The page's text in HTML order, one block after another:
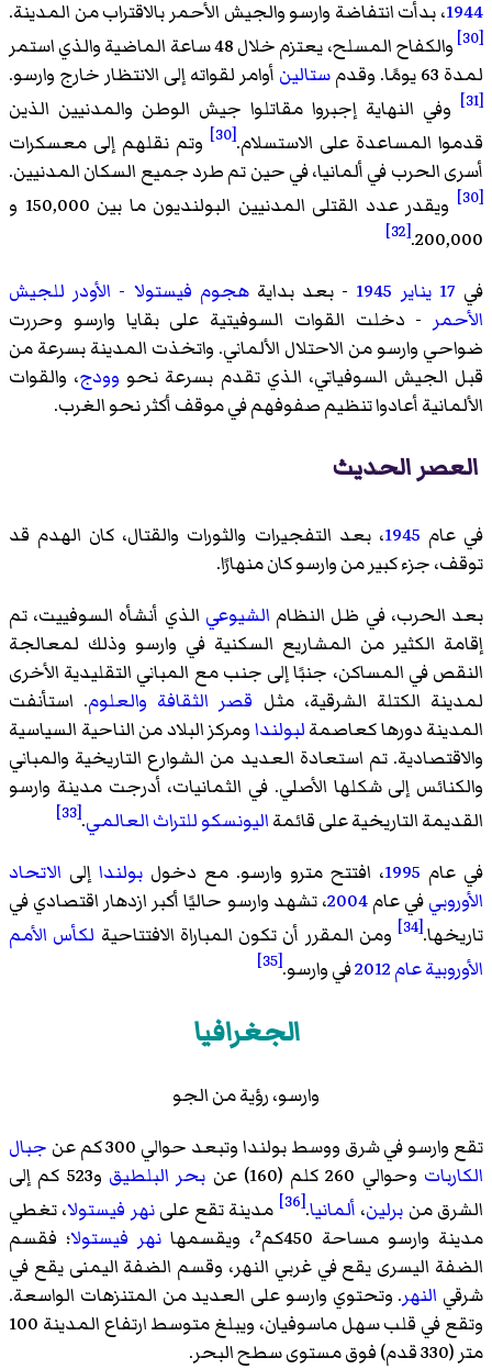
1944، بدأت انتفاضة وارسو والجيش الأحمر بالاقتراب من المدينة.
[30]
والكفاح المسلح، يعتزم خلال 48 ساعة الماضية والذي استمر
لمدة 63 يومًا. وقدم
ستالين أوامر لقواته إلى الانتظار خارج وارسو.
[31]
وفي النهاية إجبروا مقاتلوا جيش الوطن والمدنيين الذين
قدموا المساعدة على الاستسلام.[30]
وتم نقلهم إلى معسكرات
أسرى الحرب في ألمانيا، في حين تم طرد جميع السكان المدنيين.
[30]
ويقدر عدد القتلى المدنيين البولنديون ما بين 150,000 و
200,000.
[32]
في 17 يناير 1945 - بعد بدايةهجوم فيستولا - الأودر للجيش
الأحمر - دخلت القوات السوفيتية على بقايا وارسو وحررت
ضواحي وارسو من الاحتلال الألماني. واتخذت المدينة بسرعة من
قبل الجيش السوفياتي، الذي تقدم بسرعة نحو وودج، والقوات
الألمانية أعادوا تنظيم صفوفهم في موقف أكثر نحو الغرب.
العصر الحديث
في عام 1945، بعد التفجيرات والثورات والقتال، كان الهدم قد
توقف، جزء كبير من وارسو كان منهارًا.
بعد الحرب، في ظل النظام الشيوعي الذي أنشأه السوفييت، تم
إقامة الكثير من المشاريع السكنية في وارسو وذلك لمعالجة
النقص في المساكن، جنبًا إلى جنب مع المباني التقليدية الأخرى
لمدينة الكتلة الشرقية، مثل قصر الثقافة والعلوم. استأنفت
المدينة دورها كعاصمةلبولنداومركز البلاد من الناحية السياسية
والاقتصادية. تم استعادة العديد من الشوارع التاريخية والمباني
والكنائس إلى شكلها الأصلي. في الثمانيات، أدرجت مدينة وارسو
القديمة التاريخية على قائمةاليونسكوللتراث العالمي.
[33]
في عام 1995، افتتح مترو وارسو. مع دخول بولندا إلى الاتحاد
الأوروبيفي عام2004، تشهد وارسو حاليًا أكبر ازدهار اقتصادي في
تاريخها.[34] ومن المقرر أن تكون المباراة الافتتاحية لكأس الأمم
الأوروبية عام 2012
في وارسو.[35]
الجغرافيا
وارسو، رؤية من الجو
تقع وارسو في شرق ووسط بولندا وتبعد حوالي 300 كم عن
جبال
الكاربات وحوالي 260 كلم (160) عن بحر البلطيق
و523 كم إلى
الشرق من برلين، ألمانيا.
[36] مدينة تقع علىنهر فيستولا، تغطي
مدينة وارسو مساحة 450كم²، ويقسمها
نهر فيستولا؛ فقسم
الضفة اليسرى يقع في غربي النهر، وقسم الضفة اليمنى يقع في
شرقي النهر. وتحتوي وارسو على العديد من المتنزهات الواسعة.
وتقع في قلب سهل ماسوفيان، ويبلغ متوسط ارتفاع المدينة 100
متر (330 قدم) فوق مستوى سطح البحر.